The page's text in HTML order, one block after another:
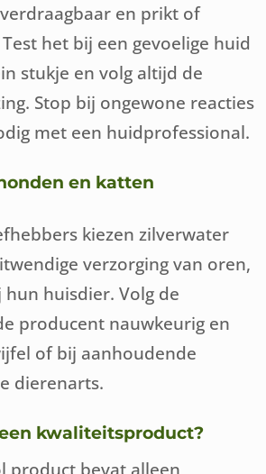
en prikt of
het bij een gevoelige huid
stukje en volg altijd de
Stop bij ongewone reacties
met een huidprofessional.
en katten
kiezen zilverwater
verzorging van oren,
huisdier. Volg de
producent nauwkeurig en
of bij aanhoudende
dierenarts.
kwaliteitsproduct?
product bevat alleen